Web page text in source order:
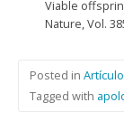
Viable
Nature, Vol.
Posted in
Tagged with